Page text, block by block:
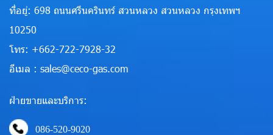
ที่อยู่: 698 ถนนศรีนครินทร์ สวนหลวง สวนหลวง กรุงเทพฯ
10250
โทร: +662-722-7928-32
อีเมล : sales@ceco-gas.com
ฝ่ายขายและบริการ:
086-520-9020